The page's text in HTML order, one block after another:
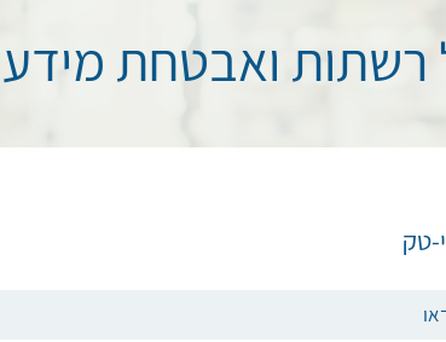
רשתות ואבטחת מידע